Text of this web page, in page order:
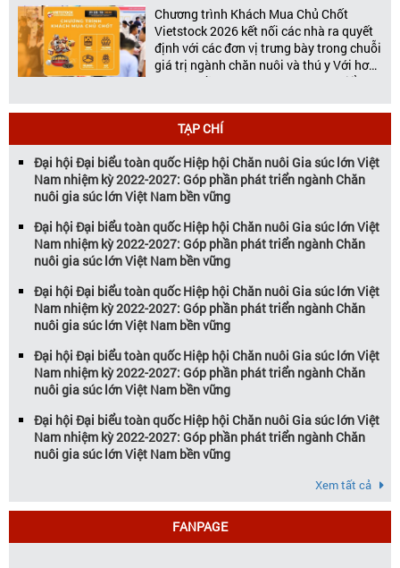
Chương trình Khách Mua Chủ Chốt
Vietstock 2026 kết nối các nhà ra quyết
định với các đơn vị trưng bày trong chuỗi
giá trị ngành chăn nuôi và thú y Với hơn
20 năm đồng hành cùng sự phát triển
Vietstock đã khẳng định vị thế là triển […]
TẠP CHÍ
Đại hội Đại biểu toàn quốc Hiệp hội Chăn nuôi Gia súc lớn Việt
Nam nhiệm kỳ 2022-2027: Góp phần phát triển ngành Chăn
nuôi gia súc lớn Việt Nam bền vững
Đại hội Đại biểu toàn quốc Hiệp hội Chăn nuôi Gia súc lớn Việt
Nam nhiệm kỳ 2022-2027: Góp phần phát triển ngành Chăn
nuôi gia súc lớn Việt Nam bền vững
Đại hội Đại biểu toàn quốc Hiệp hội Chăn nuôi Gia súc lớn Việt
Nam nhiệm kỳ 2022-2027: Góp phần phát triển ngành Chăn
nuôi gia súc lớn Việt Nam bền vững
Đại hội Đại biểu toàn quốc Hiệp hội Chăn nuôi Gia súc lớn Việt
Nam nhiệm kỳ 2022-2027: Góp phần phát triển ngành Chăn
nuôi gia súc lớn Việt Nam bền vững
Đại hội Đại biểu toàn quốc Hiệp hội Chăn nuôi Gia súc lớn Việt
Nam nhiệm kỳ 2022-2027: Góp phần phát triển ngành Chăn
nuôi gia súc lớn Việt Nam bền vững
Xem tất cả
FANPAGE